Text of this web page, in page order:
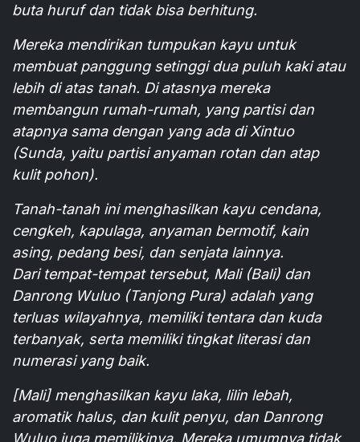
buta huruf dan tidak bisa berhitung.
Mereka mendirikan tumpukan kayu untuk
membuat panggung setinggi dua puluh kaki atau
lebih di atas tanah. Di atasnya mereka
membangun rumah-rumah, yang partisi dan
atapnya sama dengan yang ada di Xintuo
(Sunda, yaitu partisi anyaman rotan dan atap
kulit pohon).
Tanah-tanah ini menghasilkan kayu cendana,
cengkeh, kapulaga, anyaman bermotif, kain
asing, pedang besi, dan senjata lainnya.
Dari tempat-tempat tersebut, Mali (Bali) dan
Danrong Wuluo (Tanjong Pura) adalah yang
terluas wilayahnya, memiliki tentara dan kuda
terbanyak, serta memiliki tingkat literasi dan
numerasi yang baik.
[Mali] menghasilkan kayu laka, lilin lebah,
aromatik halus, dan kulit penyu, dan Danrong
Wuluo juga memilikinya. Mereka umumnya tidak